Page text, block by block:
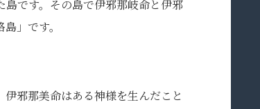
です。その島で伊邪那岐命と伊邪
」です。
邪那美命はある神様を生んだこと